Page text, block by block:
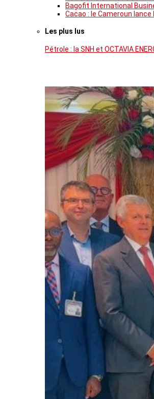
Bagofit International
Cacao : le Cameroun
Les plus lus
Pétrole : la SNH et OCTAVIA